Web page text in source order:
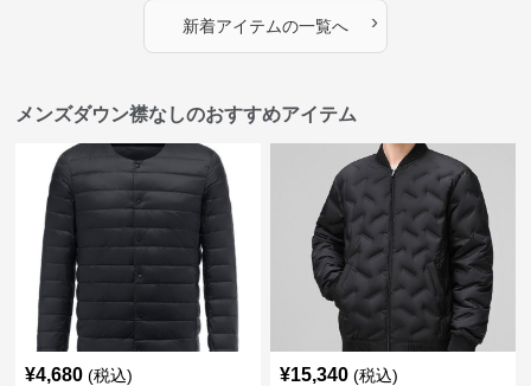
新着アイテムの一覧へ ›
メンズダウン襟なしのおすすめアイテム
¥4,680 (税込) ¥15,340 (税込)